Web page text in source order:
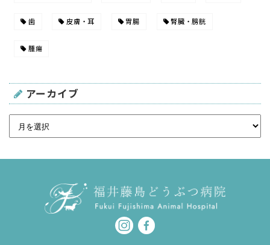
歯 皮膚・耳 胃腸 腎臓・膀胱
腫瘍
アーカイブ